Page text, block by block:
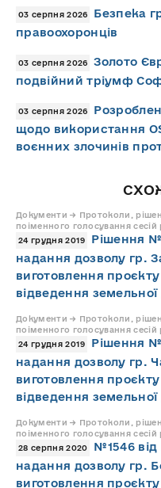
03 серпня 2026
Безпека
правоохоронців
03 серпня 2026
Золото
подвійний тріумф
03 серпня 2026
щодо використання
воєнних злочинів
Документи → Протоколи,
поіменного голосування
24 грудня 2019
Рішення
надання дозволу гр.
виготовлення
відведення
Документи → Протоколи,
поіменного голосування
24 грудня 2019
Рішення
надання дозволу гр.
виготовлення
відведення
Документи → Протоколи,
поіменного голосування
28 серпня 2020
№1546
надання дозволу гр.
виготовлення